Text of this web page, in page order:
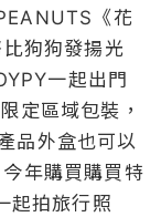
《花
狗狗發揚光
一起出門
定區域包裝，
品外盒也可以
年購買購買特
起拍旅行照